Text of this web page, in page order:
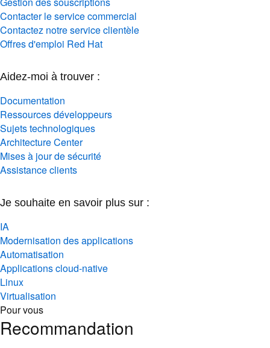
Contacter le service commercial
Contactez notre service clientèle
Offres d'emploi Red Hat
Aidez-moi à trouver :
Documentation
Ressources développeurs
Sujets technologiques
Architecture Center
Mises à jour de sécurité
Assistance clients
Je souhaite en savoir plus sur :
IA
Modernisation des applications
Automatisation
Applications cloud-native
Linux
Virtualisation
Pour vous
Recommandation